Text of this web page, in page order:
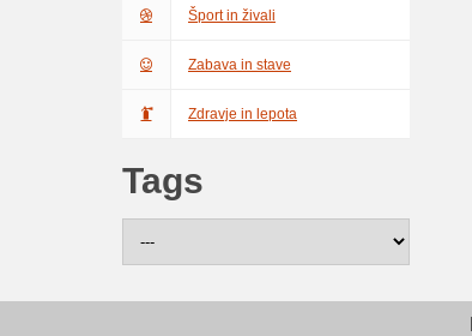
Šport in živali
Zabava in stave
Zdravje in lepota
Tags